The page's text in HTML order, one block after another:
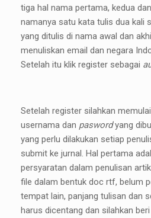
tiga hal nama pertama, kedua
namanya satu kata tulis dua kali
yang ditulis di nama awal dan
menuliskan email dan negara
Setelah itu klik register sebagai
Setelah register silahkan
usernama dan paswordyang
yang perlu dilakukan setiap
submit ke jurnal. Hal pertama
persyaratan dalam penulisan
file dalam bentuk doc rtf, belum
tempat lain, panjang tulisan dan
harus dicentang dan silahkan